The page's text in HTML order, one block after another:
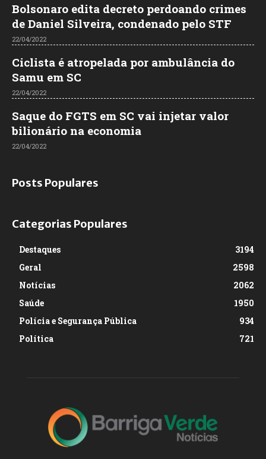
Bolsonaro edita decreto perdoando crimes
de Daniel Silveira, condenado pelo STF
22/04/2022
Ciclista é atropelada por ambulância do
Samu em SC
22/04/2022
Saque do FGTS em SC vai injetar valor
bilionário na economia
22/04/2022
Posts Populares
Categorias Populares
Destaques
3194
Geral
2598
Notícias
2062
Saúde
1950
Polícia e Segurança Pública
934
Política
721